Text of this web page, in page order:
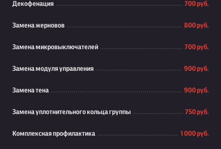
Декофенация 700 руб.
Замена жерновов 800 руб.
Замена микровыключателей 700 руб.
Замена модуля управления 900 руб.
Замена тена 900 руб.
Замена уплотнительного кольца группы 750 руб.
Комплексная профилактика 1 000 руб.